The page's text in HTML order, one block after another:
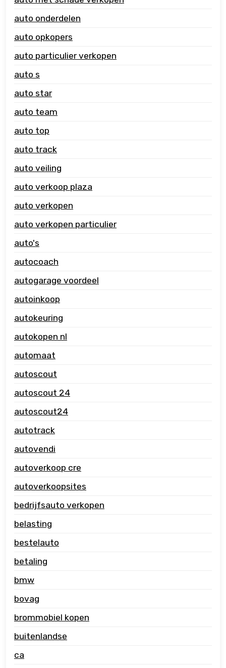
auto onderdelen
auto opkopers
auto particulier verkopen
auto s
auto star
auto team
auto top
auto track
auto veiling
auto verkoop plaza
auto verkopen
auto verkopen particulier
auto's
autocoach
autogarage voordeel
autoinkoop
autokeuring
autokopen nl
automaat
autoscout
autoscout 24
autoscout24
autotrack
autovendi
autoverkoop cre
autoverkoopsites
bedrijfsauto verkopen
belasting
bestelauto
betaling
bmw
bovag
brommobiel kopen
buitenlandse
ca